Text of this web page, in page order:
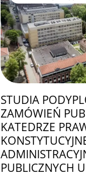
STUDIA
ZAMÓWIEŃ
KATEDRZE
PUBLICZNYCH